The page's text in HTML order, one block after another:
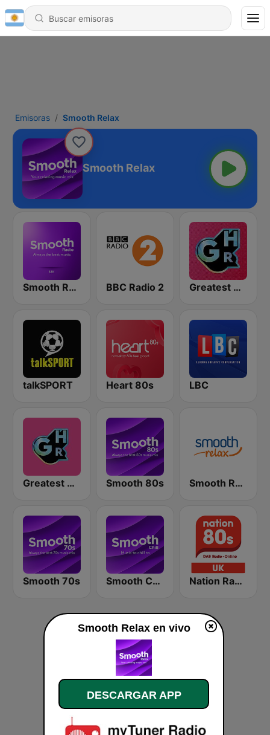
Emisoras Smooth Relax
Smooth Relax
Smooth Radio UK BBC Radio 2 Greatest Hits Radio
talkSPORT Heart 80s LBC
Greatest Hits Radio South Coast Smooth 80s Smooth Relax
Smooth 70s Smooth Chill Nation Radio 80s
Smooth Relax en vivo
DESCARGAR APP